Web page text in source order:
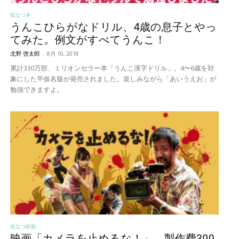
役立つ本
うんこひらがなドリル、4歳の息子とやっ
てみた。例文がすべてうんこ！
北野 啓太郎 - 8月 10, 2018
累計330万部、ミリオンセラー本「うんこ漢字ドリル」。4〜6歳を対
象にした平仮名版が発売されました。楽しみながら「あいうえお」が
勉強できますよ。
役立つ映画